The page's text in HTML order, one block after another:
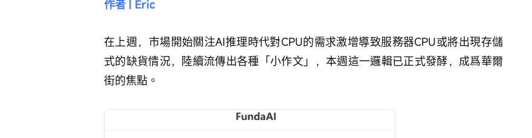
作者 | Eric
在上週，市場開始關注AI推理時代對CPU的需求激增導致服務器CPU或將出現存儲
式的缺貨情況，陸續流傳出各種「小作文」，本週這一邏輯已正式發酵，成爲華爾
街的焦點。